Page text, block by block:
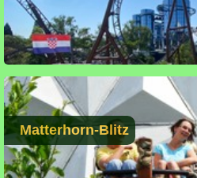
Matterhorn-Blitz